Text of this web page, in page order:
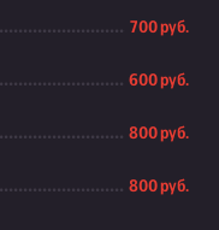
700 руб.
600 руб.
800 руб.
800 руб.